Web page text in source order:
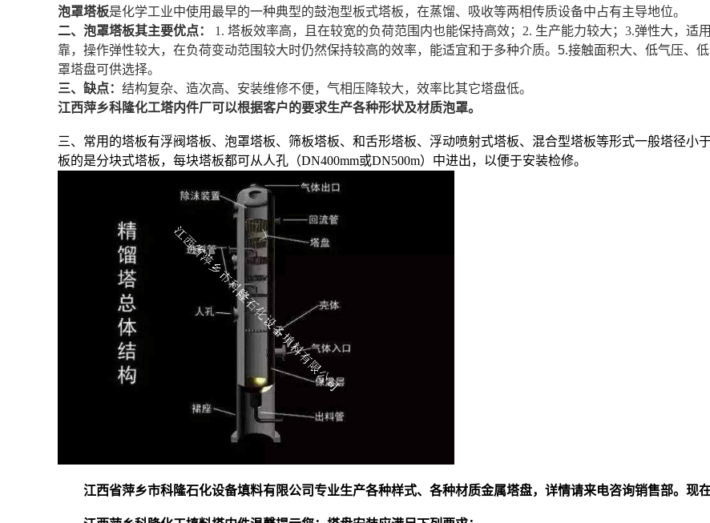
泡罩塔板是化学工业中使用最早的一种典型的鼓泡型板式塔板，在蒸馏、吸收等两相传质设备中占有主导地位。
二、泡罩塔板其主要优点：
1. 塔板效率高，且在较宽的负荷范围内也能保持高效；2. 生产能力较大；3.弹性大，适
靠，操作弹性较大，在负荷变动范围较大时仍然保持较高的效率，能适宜和于多种介质。5.接触面积大、低气压、
罩塔盘可供选择。
三、缺点： 结构复杂、造次高、安装维修不便，气相压降较大，效率比其它塔盘低。
江西萍乡科隆化工塔内件厂可以根据客户的要求生产各种形状及材质泡罩。
三、常用的塔板有浮阀塔板、泡罩塔板、筛板塔板、和舌形塔板、浮动喷射式塔板、混合型塔板等形式一般塔径小
板的是分块式塔板，每块塔板都可从人孔（DN400mm或DN500m）中进出，以便于安装检修。
江西省萍乡市科隆石化设备填料有限公司专业生产各种样式、各种材质金属塔盘，详情请来电咨询销售部。现